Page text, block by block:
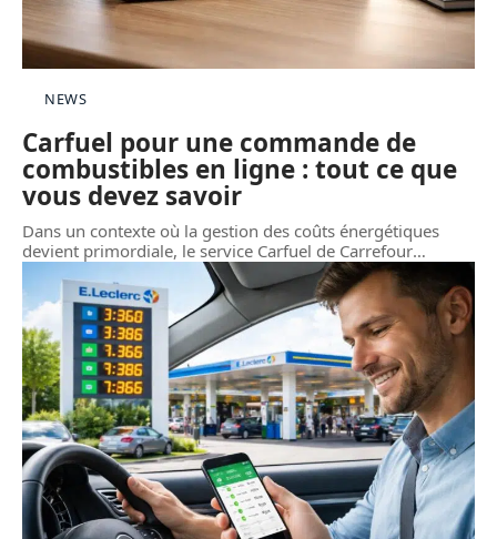
NEWS
Carfuel pour une commande de
combustibles en ligne : tout ce que
vous devez savoir
Dans un contexte où la gestion des coûts énergétiques
devient primordiale, le service Carfuel de Carrefour…